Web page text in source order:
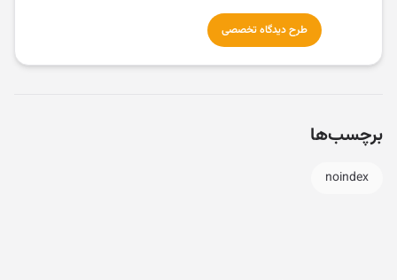
طرح دیدگاه تخصصی
برچسب‌ها
noindex